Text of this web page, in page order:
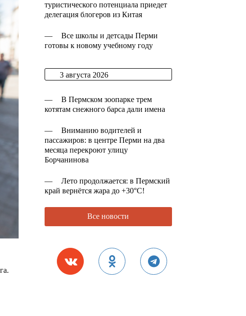
туристического потенциала приедет
делегация блогеров из Китая
—
Все школы и детсады Перми
готовы к новому учебному году
3 августа 2026
—
В Пермском зоопарке трем
котятам снежного барса дали имена
—
Вниманию водителей и
пассажиров: в центре Перми на два
месяца перекроют улицу
Борчанинова
—
Лето продолжается: в Пермский
край вернётся жара до +30°C!
Все новости